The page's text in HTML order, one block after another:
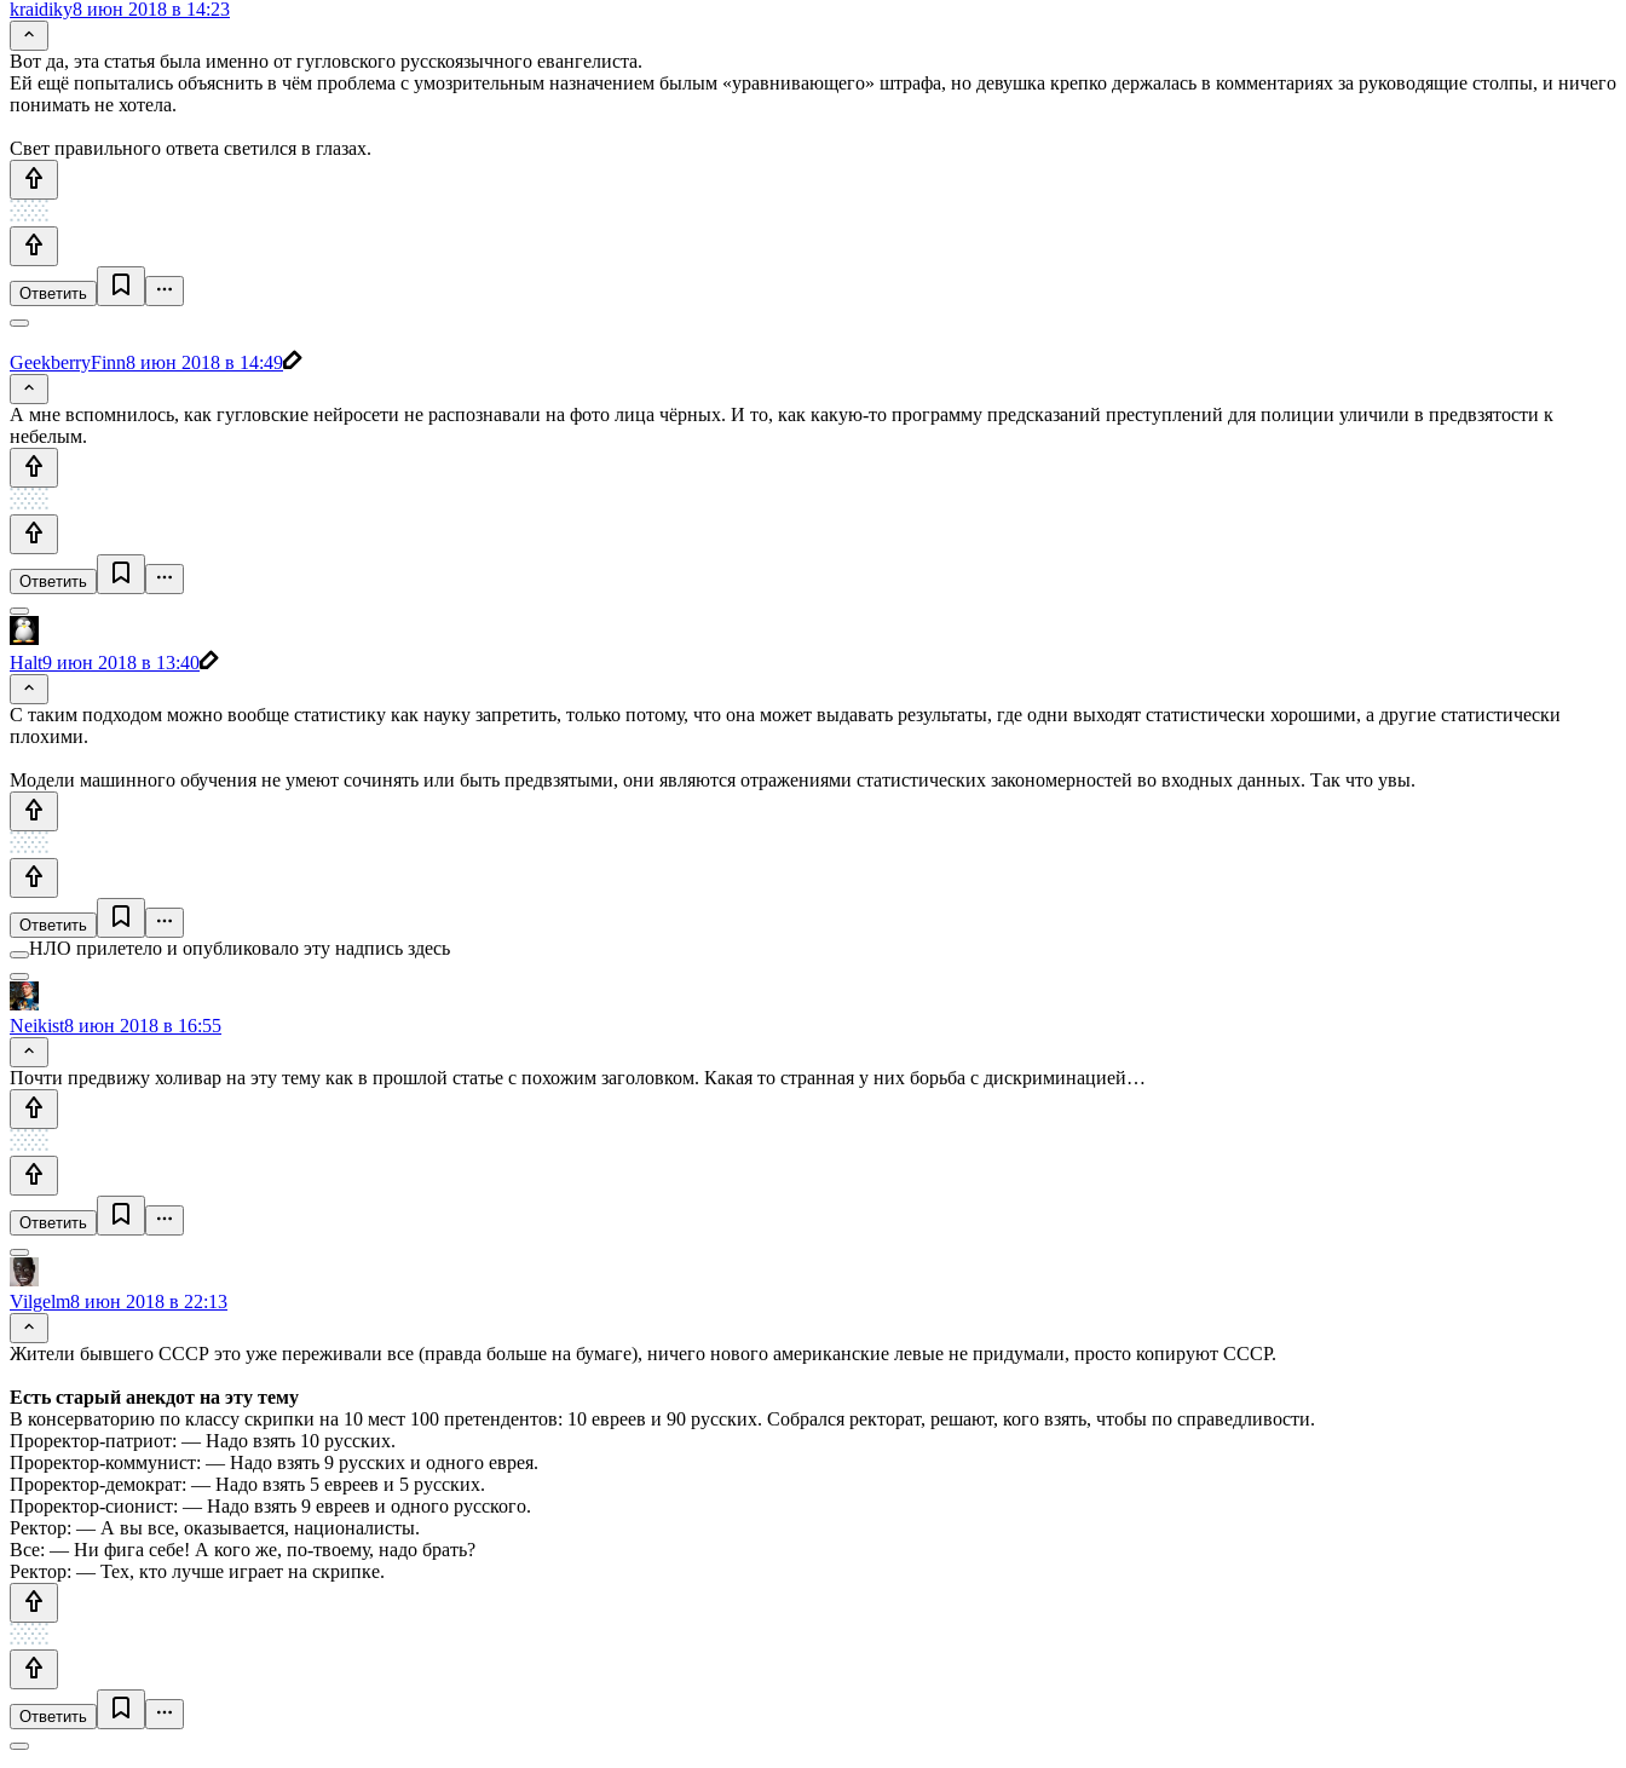
kraidiky8 июн 2018 в 14:23
Вот да, эта статья была именно от гугловского русскоязычного евангелиста.
Ей ещё попытались объяснить в чём проблема с умозрительным назначением былым «уравнивающего» штрафа, но девушка крепко держалась в комментариях за руководящие столпы, и ничего
понимать не хотела.
Свет правильного ответа светился в глазах.
Ответить
GeekberryFinn8 июн 2018 в 14:49
А мне вспомнилось, как гугловские нейросети не распознавали на фото лица чёрных. И то, как какую-то программу предсказаний преступлений для полиции уличили в предвзятости к
небелым.
Ответить
Halt9 июн 2018 в 13:40
С таким подходом можно вообще статистику как науку запретить, только потому, что она может выдавать результаты, где одни выходят статистически хорошими, а другие статистически
плохими.
Модели машинного обучения не умеют сочинять или быть предвзятыми, они являются отражениями статистических закономерностей во входных данных. Так что увы.
Ответить
НЛО прилетело и опубликовало эту надпись здесь
Neikist8 июн 2018 в 16:55
Почти предвижу холивар на эту тему как в прошлой статье с похожим заголовком. Какая то странная у них борьба с дискриминацией…
Ответить
Vilgelm8 июн 2018 в 22:13
Жители бывшего СССР это уже переживали все (правда больше на бумаге), ничего нового американские левые не придумали, просто копируют СССР.
Есть старый анекдот на эту тему
В консерваторию по классу скрипки на 10 мест 100 претендентов: 10 евреев и 90 русских. Собрался ректорат, решают, кого взять, чтобы по справедливости.
Проректор-патриот: — Надо взять 10 русских.
Проректор-коммунист: — Надо взять 9 русских и одного еврея.
Проректор-демократ: — Надо взять 5 евреев и 5 русских.
Проректор-сионист: — Надо взять 9 евреев и одного русского.
Ректор: — А вы все, оказывается, националисты.
Все: — Ни фига себе! А кого же, по-твоему, надо брать?
Ректор: — Тех, кто лучше играет на скрипке.
Ответить